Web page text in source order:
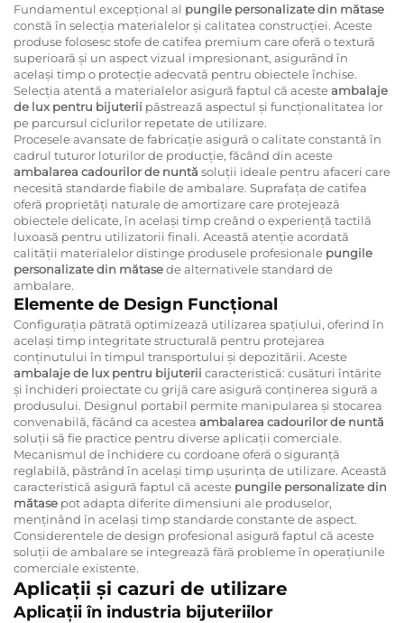
Fundamentul excepțional al pungile personalizate din mătase
constă în selecția materialelor și calitatea construcției. Aceste
produse folosesc stofe de catifea premium care oferă o textură
superioară și un aspect vizual impresionant, asigurând în
același timp o protecție adecvată pentru obiectele închise.
Selecția atentă a materialelor asigură faptul că acesteambalaje
de lux pentru bijuterii păstrează aspectul și funcționalitatea lor
pe parcursul ciclurilor repetate de utilizare.
Procesele avansate de fabricație asigură o calitate constantă în
cadrul tuturor loturilor de producție, făcând din aceste
ambalarea cadourilor de nuntă soluții ideale pentru afaceri care
necesită standarde fiabile de ambalare. Suprafața de catifea
oferă proprietăți naturale de amortizare care protejează
obiectele delicate, în același timp creând o experiență tactilă
luxoasă pentru utilizatorii finali. Această atenție acordată
calității materialelor distinge produsele profesionale pungile
personalizate din mătasede alternativele standard de
ambalare.
Elemente de Design Funcțional
Configurația pătrată optimizează utilizarea spațiului, oferind în
același timp integritate structurală pentru protejarea
conținutului în timpul transportului și depozitării. Aceste
ambalaje de lux pentru bijuterii caracteristică: cusături întărite
și închideri proiectate cu grijă care asigură conținerea sigură a
produsului. Designul portabil permite manipularea și stocarea
convenabilă, făcând ca acestea ambalarea cadourilor de nuntă
soluții să fie practice pentru diverse aplicații comerciale.
Mecanismul de închidere cu cordoane oferă o siguranță
reglabilă, păstrând în același timp ușurința de utilizare. Această
caracteristică asigură faptul că aceste pungile personalizate din
mătase pot adapta diferite dimensiuni ale produselor,
menținând în același timp standarde constante de aspect.
Considerentele de design profesional asigură faptul că aceste
soluții de ambalare se integrează fără probleme în operațiunile
comerciale existente.
Aplicații și cazuri de utilizare
Aplicații în industria bijuteriilor